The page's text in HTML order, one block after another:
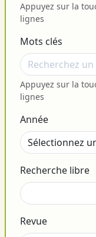
Appuyez sur la
lignes
Mots clés
Appuyez sur la
lignes
Année
Recherche libre
Revue